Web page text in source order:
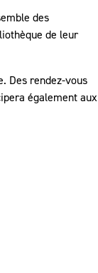
des
de leur
Des rendez-vous
également aux